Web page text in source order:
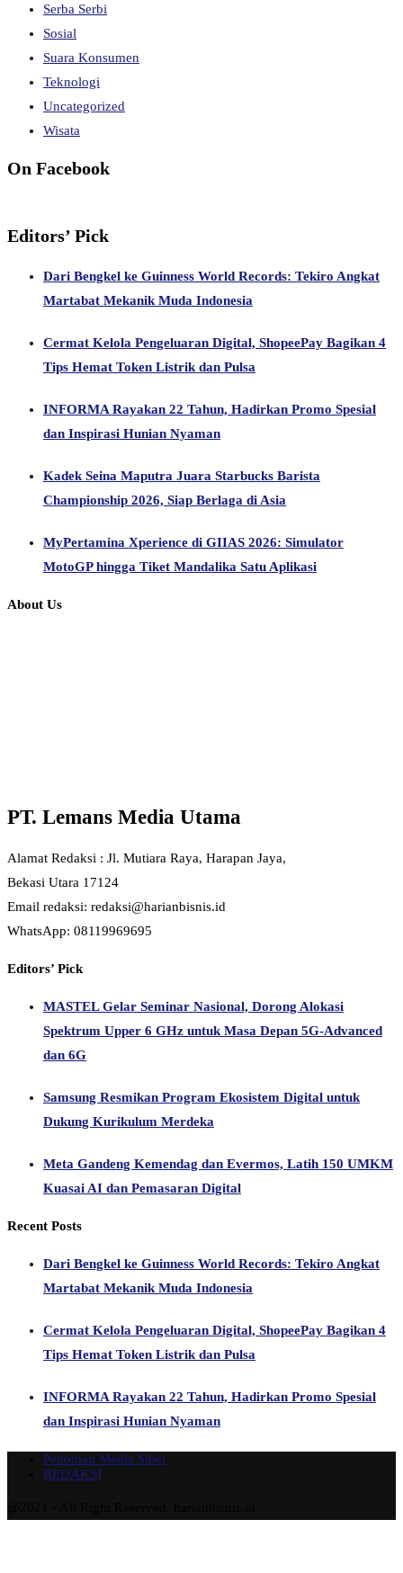
Serba Serbi
Sosial
Suara Konsumen
Teknologi
Uncategorized
Wisata
On Facebook
Editors’ Pick
Dari Bengkel ke Guinness World Records: Tekiro Angkat
Martabat Mekanik Muda Indonesia
Cermat Kelola Pengeluaran Digital, ShopeePay Bagikan 4
Tips Hemat Token Listrik dan Pulsa
INFORMA Rayakan 22 Tahun, Hadirkan Promo Spesial
dan Inspirasi Hunian Nyaman
Kadek Seina Maputra Juara Starbucks Barista
Championship 2026, Siap Berlaga di Asia
MyPertamina Xperience di GIIAS 2026: Simulator
MotoGP hingga Tiket Mandalika Satu Aplikasi
About Us
PT. Lemans Media Utama
Alamat Redaksi : Jl. Mutiara Raya, Harapan Jaya,
Bekasi Utara 17124
Email redaksi: redaksi@harianbisnis.id
WhatsApp: 08119969695
Editors’ Pick
MASTEL Gelar Seminar Nasional, Dorong Alokasi
Spektrum Upper 6 GHz untuk Masa Depan 5G-Advanced
dan 6G
Samsung Resmikan Program Ekosistem Digital untuk
Dukung Kurikulum Merdeka
Meta Gandeng Kemendag dan Evermos, Latih 150 UMKM
Kuasai AI dan Pemasaran Digital
Recent Posts
Dari Bengkel ke Guinness World Records: Tekiro Angkat
Martabat Mekanik Muda Indonesia
Cermat Kelola Pengeluaran Digital, ShopeePay Bagikan 4
Tips Hemat Token Listrik dan Pulsa
INFORMA Rayakan 22 Tahun, Hadirkan Promo Spesial
dan Inspirasi Hunian Nyaman
Pedoman Media Siber
REDAKSI